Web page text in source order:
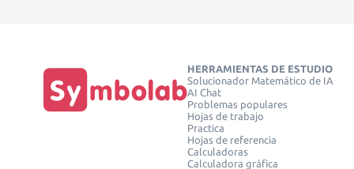
HERRAMIENTAS DE ESTUDIO
Solucionador Matemático de IA
AI Chat
Problemas populares
Hojas de trabajo
Practica
Hojas de referencia
Calculadoras
Calculadora gráfica